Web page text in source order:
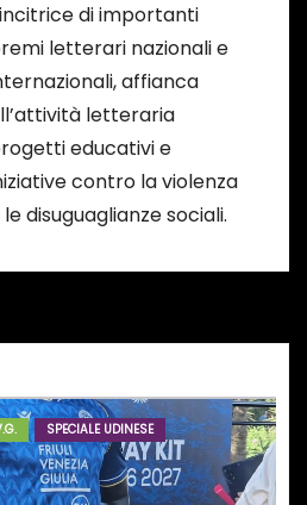
di importanti
letterari nazionali e
affianca
letteraria
educativi e
contro la violenza
le disuguaglianze sociali.
SPECIALE UDINESE